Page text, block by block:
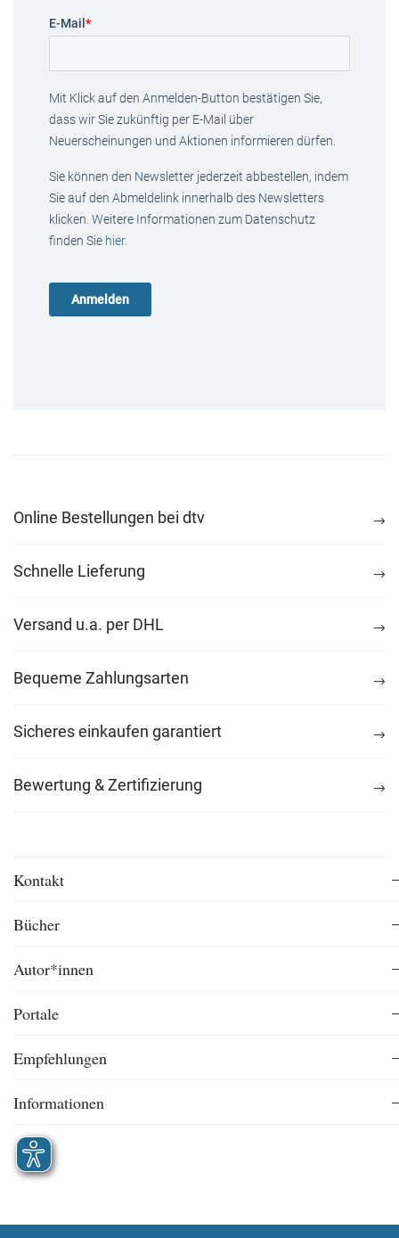
E-Mail *
Mit Klick auf den Anmelden-Button bestätigen Sie,
dass wir Sie zukünftig per E-Mail über
Neuerscheinungen und Aktionen informieren dürfen.
Sie können den Newsletter jederzeit abbestellen, indem
Sie auf den Abmeldelink innerhalb des Newsletters
klicken. Weitere Informationen zum Datenschutz
finden Sie hier.
Online Bestellungen bei dtv
Schnelle Lieferung
Versand u.a. per DHL
Bequeme Zahlungsarten
Sicheres einkaufen garantiert
Bewertung & Zertifizierung
Kontakt
Bücher
Autor*innen
Portale
Empfehlungen
Informationen